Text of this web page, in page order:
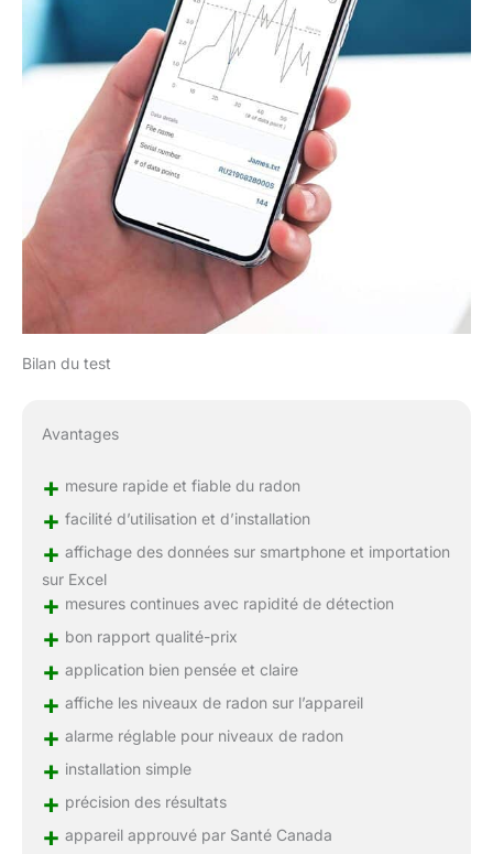
Bilan du test
Avantages
+ mesure rapide et fiable du radon
+ facilité d’utilisation et d’installation
+ affichage des données sur smartphone et importation
sur Excel
+ mesures continues avec rapidité de détection
+ bon rapport qualité-prix
+ application bien pensée et claire
+ affiche les niveaux de radon sur l’appareil
+ alarme réglable pour niveaux de radon
+ installation simple
+ précision des résultats
+ appareil approuvé par Santé Canada